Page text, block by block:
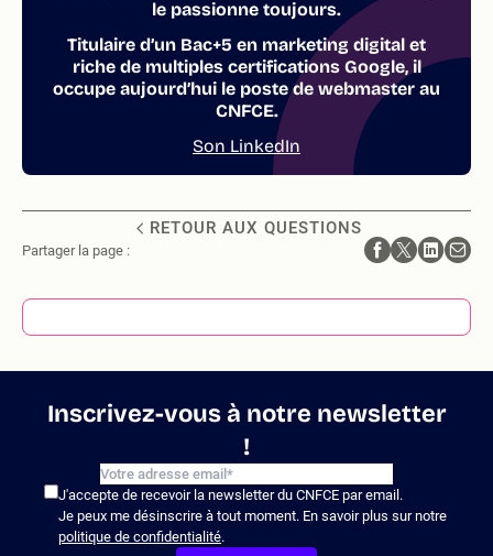
le passionne toujours.
Titulaire d’un Bac+5 en marketing digital et
riche de multiples certifications Google, il
occupe aujourd’hui le poste de webmaster au
CNFCE.
Son LinkedIn
RETOUR AUX QUESTIONS
Partager la page :
Inscrivez-vous à notre newsletter
!
J'accepte de recevoir la newsletter du CNFCE par email.
Je peux me désinscrire à tout moment. En savoir plus sur notre
politique de confidentialité.